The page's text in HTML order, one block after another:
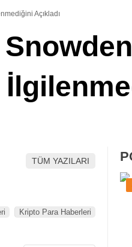
Açıkladı
TÜM YAZILARI
Kripto Para Haberleri